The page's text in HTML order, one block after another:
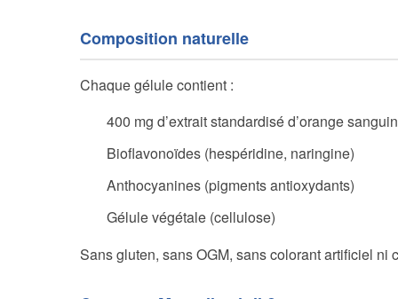
Composition naturelle
Chaque gélule contient :
400 mg d’extrait standardisé d’orange
Bioflavonoïdes (hespéridine, naringine)
Anthocyanines (pigments antioxydants)
Gélule végétale (cellulose)
Sans gluten, sans OGM, sans colorant artificiel